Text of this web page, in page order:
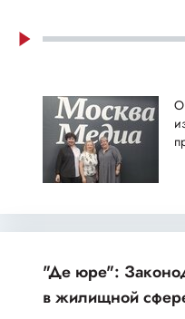
О
"Де юре":
в жилищной